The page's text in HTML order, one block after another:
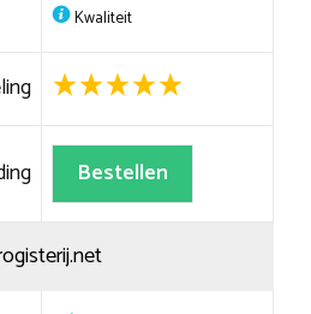
Kwaliteit
Bestellen